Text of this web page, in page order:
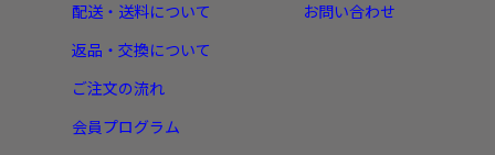
配送・送料について
返品・交換について
ご注文の流れ
会員プログラム
お問い合わせ